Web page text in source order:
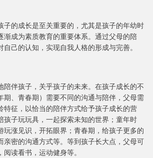
子的成长是至关重要的，尤其是孩子的年幼时
渐成为素质教育的重要体系。通过父母的陪
己的认知，实现自我人格的形成与完善。
陪伴孩子，关乎孩子的未来。在孩子成长的不
期、青春期）需要不同的沟通与陪伴，父母需
特征，以恰当的陪伴方式给予孩子成长的营
孩子玩玩具，一起探索未知的世界；童年时
玩涨见识，开拓眼界；青春期，给孩子更多的
亲密的沟通方式等。等到孩子长大点，父母可
读看书，运动健身等。